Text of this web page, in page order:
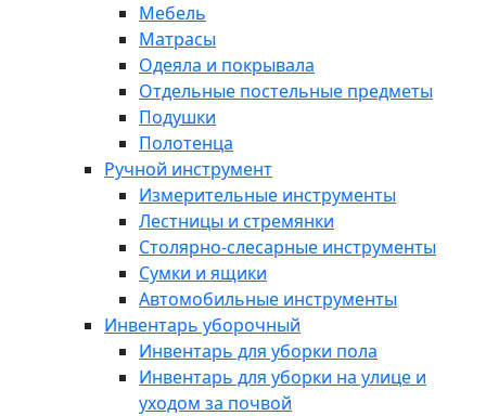
Мебель
Матрасы
Одеяла и покрывала
Отдельные постельные предметы
Подушки
Полотенца
Ручной инструмент
Измерительные инструменты
Лестницы и стремянки
Столярно-слесарные инструменты
Сумки и ящики
Автомобильные инструменты
Инвентарь уборочный
Инвентарь для уборки пола
Инвентарь для уборки на улице и
уходом за почвой